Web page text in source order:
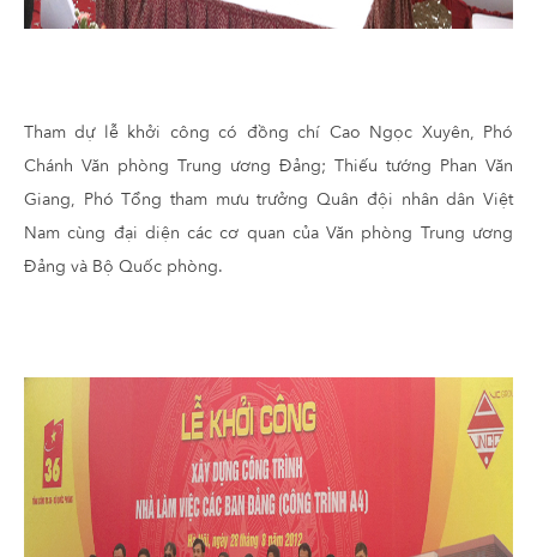
Tham dự lễ khởi công có đồng chí Cao Ngọc Xuyên, Phó
Chánh Văn phòng Trung ương Đảng; Thiếu tướng Phan Văn
Giang, Phó Tổng tham mưu trưởng Quân đội nhân dân Việt
Nam cùng đại diện các cơ quan của Văn phòng Trung ương
Đảng và Bộ Quốc phòng.